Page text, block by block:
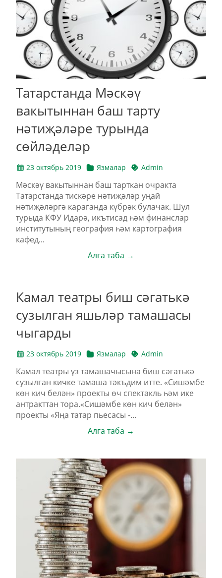
Татарстанда Мәскәү
вакытыннан баш тарту
нәтиҗәләре турында
сөйләделәр
23 октябрь 2019 Язмалар Admin
Мәскәү вакытыннан баш тарткан очракта
Татарстанда тискәре нәтиҗәләр уңай
нәтиҗәләргә караганда күбрәк булачак. Шул
турыда КФУ Идарә, икътисад һәм финанслар
институтының география һәм картография
кафед...
Алга таба →
Камал театры биш сәгатькә
сузылган яшьләр тамашасы
чыгарды
23 октябрь 2019 Язмалар Admin
Камал театры үз тамашачысына биш сәгатькә
сузылган кичке тамаша тәкъдим итте. «Сишәмбе
көн кич белән» проекты өч спектакль һәм ике
антракттан тора.«Сишәмбе көн кич белән»
проекты «Яңа татар пьесасы -...
Алга таба →